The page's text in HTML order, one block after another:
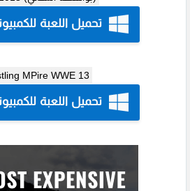
تحميل اللعبة
MPire WWE 13
تحميل اللعبة